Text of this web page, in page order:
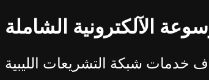
الآلكترونية الشاملة